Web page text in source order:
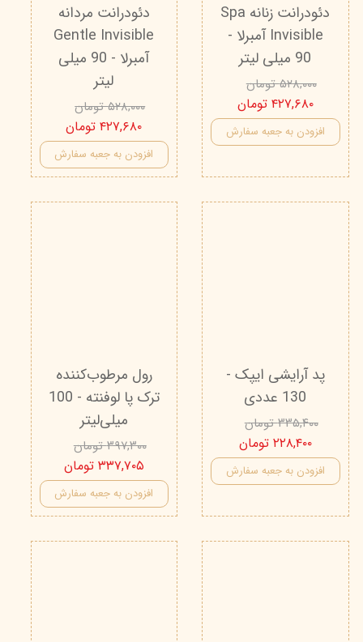
دئودرانت زنانه Spa
Invisible آمبرلا -
90 میلی لیتر
۵۲۸,۰۰۰ تومان
۴۲۷,۶۸۰ تومان
افزودن به جعبه سفارش
دئودرانت مردانه
Gentle Invisible
آمبرلا - 90 میلی
لیتر
۵۲۸,۰۰۰ تومان
۴۲۷,۶۸۰ تومان
افزودن به جعبه سفارش
پد آرایشی ایپک -
130 عددی
۳۳۵,۴۰۰ تومان
۲۲۸,۴۰۰ تومان
افزودن به جعبه سفارش
رول مرطوب‌کننده
ترک پا لوفنته - 100
میلی‌لیتر
۳۹۷,۳۰۰ تومان
۳۳۷,۷۰۵ تومان
افزودن به جعبه سفارش